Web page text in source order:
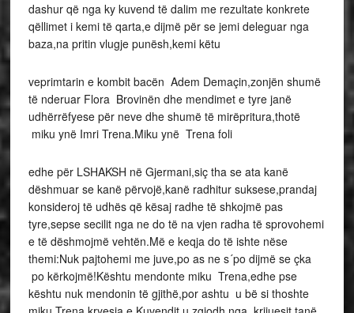
dashur që nga ky kuvend të dalim me rezultate konkrete
qëllimet i kemi të qarta,e dijmë për se jemi deleguar nga
baza,na pritin vlugje punësh,kemi këtu
veprimtarin e kombit bacën Adem Demaçin,zonjën shumë
të nderuar Flora Brovinën dhe mendimet e tyre janë
udhërrëfyese për neve dhe shumë të mirëpritura,thotë
miku ynë Imri Trena.Miku ynë Trena foli
edhe për LSHAKSH në Gjermani,siç tha se ata kanë
dëshmuar se kanë përvojë,kanë radhitur suksese,prandaj
konsideroj të udhës që kësaj radhe të shkojmë pas
tyre,sepse secilit nga ne do të na vjen radha të sprovohemi
e të dëshmojmë vehtën.Më e keqja do të ishte nëse
themi:Nuk pajtohemi me juve,po as ne s´po dijmë se çka
po kërkojmë!Kështu mendonte miku Trena,edhe pse
kështu nuk mendonin të gjithë,por ashtu u bë si thoshte